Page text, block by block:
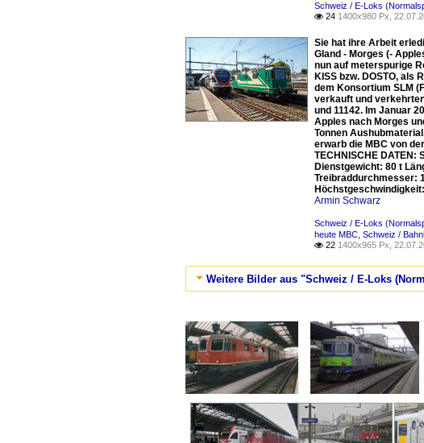
Schweiz / E-Loks
 24 1400x980 Px,
Sie hat ihre Arbeit
Gland - Morges (-
nun auf meterspurige
KISS bzw. DOSTO, als
dem Konsortium SLM
verkauft und verkehrten
und 11142. Im Januar
Apples nach Morges
Tonnen
erwarb die MBC von
TECHNISCHE
Dienstgewicht: 80 t
Treibraddurchmesser:
Armin Schwarz
Schweiz / E-Loks
heute MBC Schweiz /
 22 1400x965 Px,
Weitere Bilder aus "Schweiz / E-Loks